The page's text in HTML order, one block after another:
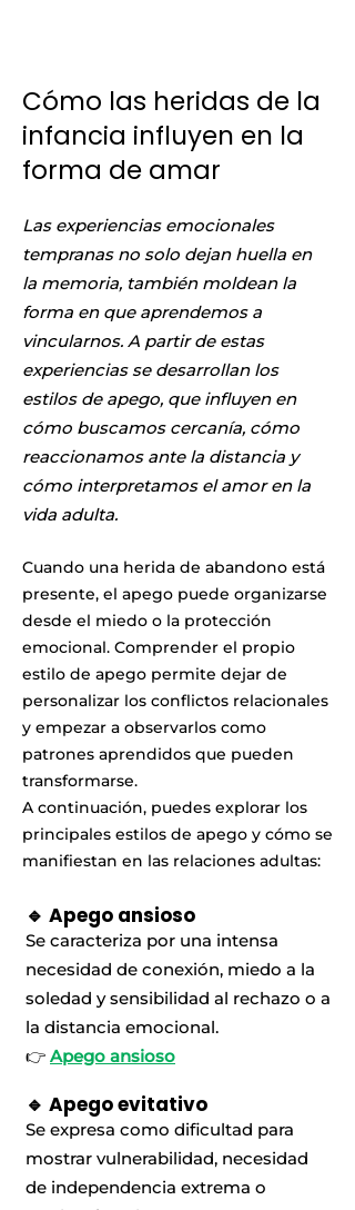
Cómo las heridas de la
infancia influyen en la
forma de amar
Las experiencias emocionales
tempranas no solo dejan huella en
la memoria, también moldean la
forma en que aprendemos a
vincularnos. A partir de estas
experiencias se desarrollan los
estilos de apego, que influyen en
cómo buscamos cercanía, cómo
reaccionamos ante la distancia y
cómo interpretamos el amor en la
vida adulta.
Cuando una herida de abandono está
presente, el apego puede organizarse
desde el miedo o la protección
emocional. Comprender el propio
estilo de apego permite dejar de
personalizar los conflictos relacionales
y empezar a observarlos como
patrones aprendidos que pueden
transformarse.
A continuación, puedes explorar los
principales estilos de apego y cómo se
manifiestan en las relaciones adultas:
🔹 Apego ansioso
Se caracteriza por una intensa
necesidad de conexión, miedo a la
soledad y sensibilidad al rechazo o a
la distancia emocional.
👉 Apego ansioso
🔹 Apego evitativo
Se expresa como dificultad para
mostrar vulnerabilidad, necesidad
de independencia extrema o